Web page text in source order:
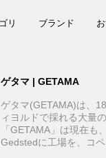
リ ブランド
ゲタマ | GETAMA
ゲタマ(GETAMA)は、
ィヨルドで採れる大量
「GETAMA」は現在
Gedstedに工場を、コ